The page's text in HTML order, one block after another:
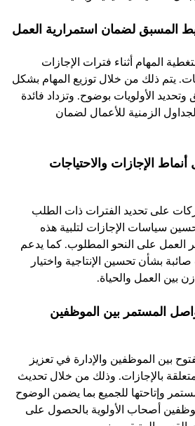
المسبق لضمان استمرارية العمل
المهام أثناء فترات الإجازات
يتم ذلك من خلال توزيع المهام بشكل
الأولويات بوضوح. وتزداد فائدة
الزمنية للأعمال لضمان
الإجازات والاحتياجات
على تحديد الفترات ذات الطلب
سياسات الإجازات لتلبية هذه
العمل على النحو المطلوب. كما يدعم
بشأن تحسين الإنتاجية واختيار
بين العمل والحياة​.
المستمر بين الموظفين
بين الموظفين والإدارة في تعزيز
بالإجازات. وذلك من خلال تحديث
وإتاحتها للجميع بما يضمن الوضوح
أصحاب الأولوية بالحصول على